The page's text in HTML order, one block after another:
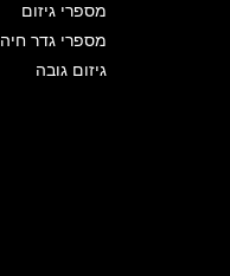
מספרי גיזום
מספרי גדר חיה
גיזום גובה